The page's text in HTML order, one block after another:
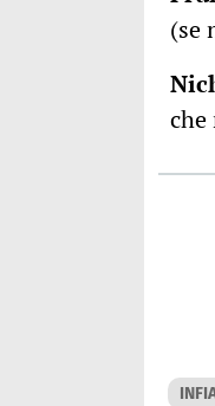
(se
che